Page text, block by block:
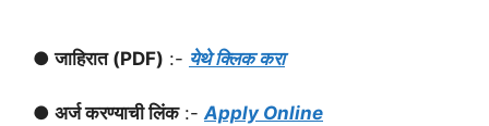
● जाहिरात (PDF) :- येथे क्लिक करा
● अर्ज करण्याची लिंक:-Apply Online